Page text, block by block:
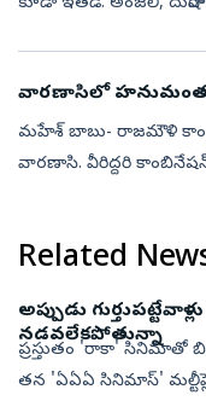
వారణాసిలో
మహేశ్ బాబు- రాజమౌళి
వారణాసి. వీరిద్దరి
Related
అప్పుడు
నడవలేకపోతున్నా
ప్రస్తుతం 'రాకా' సినిమాతో
తన 'ఏఏఏ సినిమాస్'